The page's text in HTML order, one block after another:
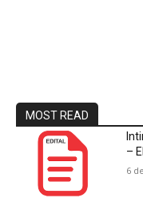
MOST READ
–
6